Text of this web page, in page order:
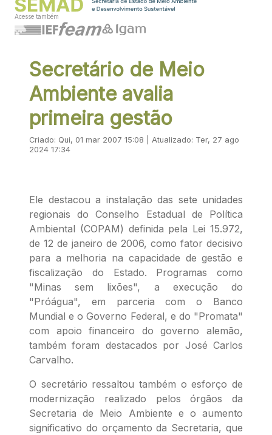
Acesse também
Secretário de Meio
Ambiente avalia
primeira gestão
Criado: Qui, 01 mar 2007 15:08 | Atualizado: Ter, 27 ago
2024 17:34
Ele destacou a instalação das sete unidades
regionais do Conselho Estadual de Política
Ambiental (COPAM) definida pela Lei 15.972,
de 12 de janeiro de 2006, como fator decisivo
para a melhoria na capacidade de gestão e
fiscalização do Estado. Programas como
"Minas sem lixões", a execução do
"Próágua", em parceria com o Banco
Mundial e o Governo Federal, e do "Promata"
com apoio financeiro do governo alemão,
também foram destacados por José Carlos
Carvalho.
O secretário ressaltou também o esforço de
modernização realizado pelos órgãos da
Secretaria de Meio Ambiente e o aumento
significativo do orçamento da Secretaria, que